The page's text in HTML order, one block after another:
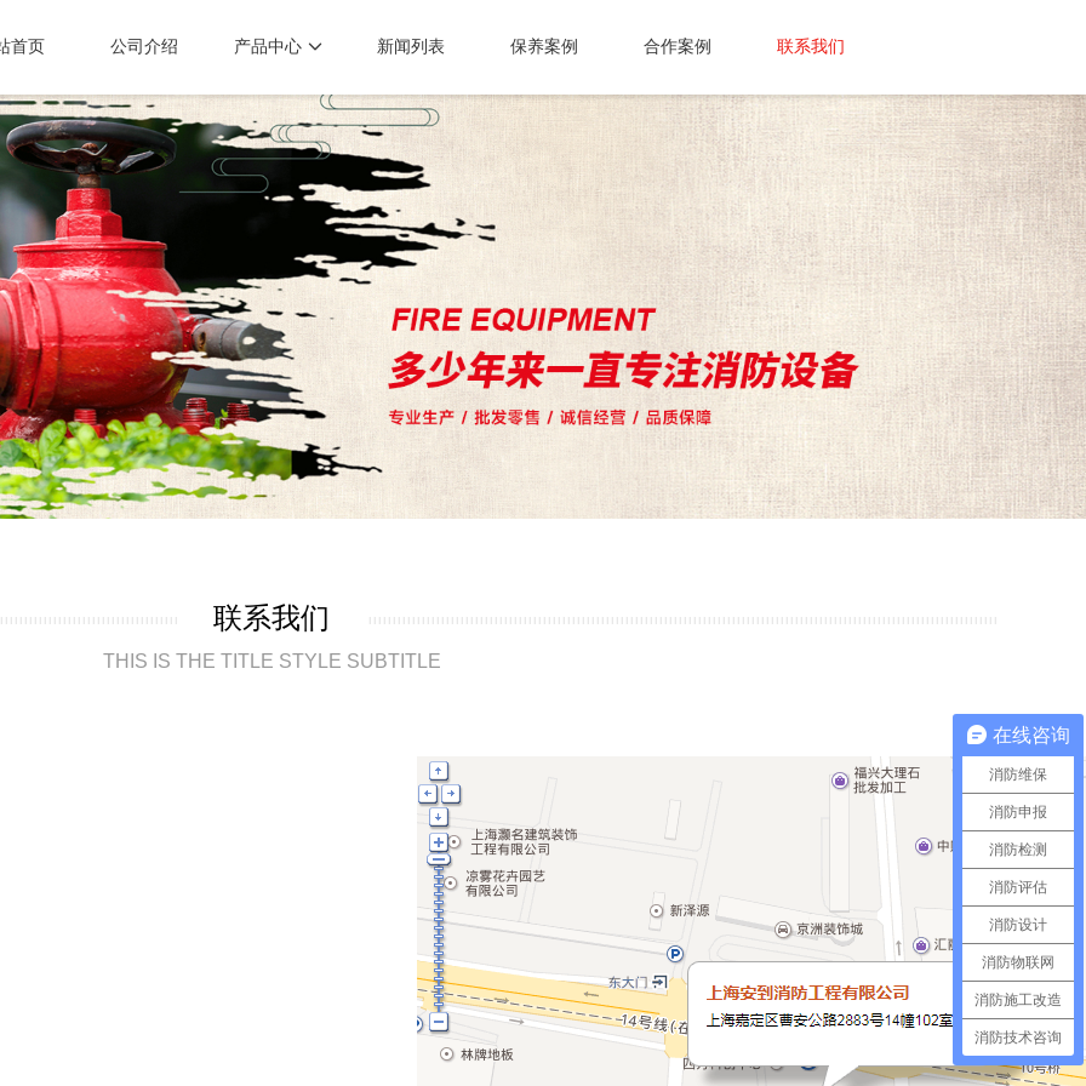
首页 公司介绍 产品中心 新闻列表 保养案例 合作案例 联系我们
联系我们
THIS IS THE TITLE STYLE SUBTITLE
在线咨询
消防维保
消防申报
消防检测
消防评估
消防设计
消防物联网
消防施工改造
消防技术咨询